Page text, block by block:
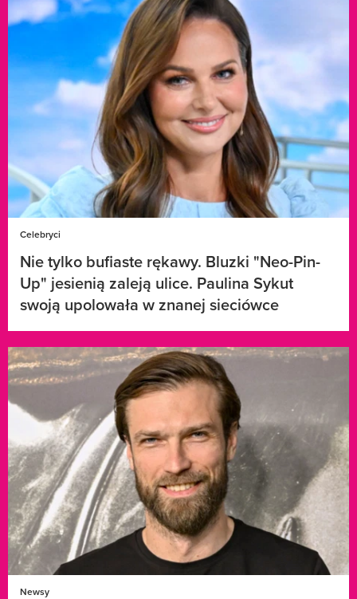
Celebryci
Nie tylko bufiaste rękawy. Bluzki "Neo-Pin-
Up" jesienią zaleją ulice. Paulina Sykut
swoją upolowała w znanej sieciówce
Newsy